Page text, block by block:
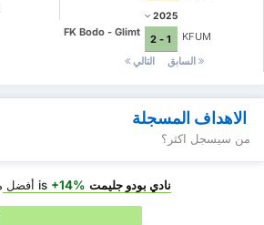
2025
FK Bodo - Glimt
1 - 2
KFUM
السابق
التالي
الاهداف المسجلة
من سيسجل اكثر؟
نادي بودو جليمت +14% أفضل